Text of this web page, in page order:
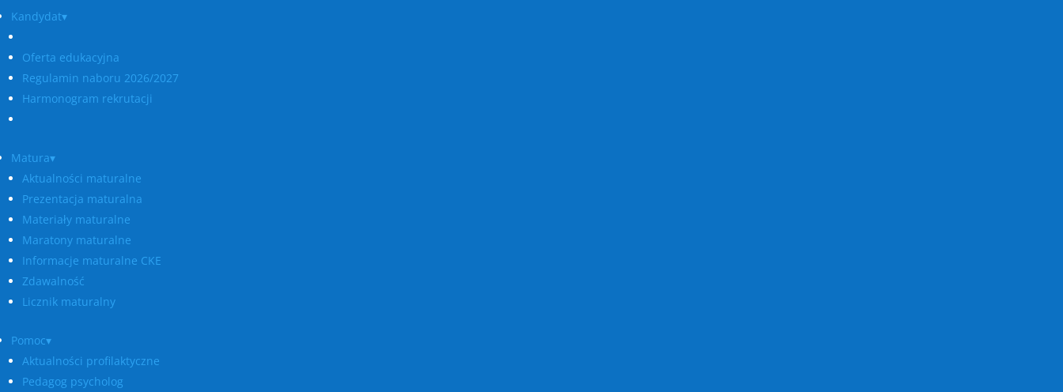
Kandydat▾
Oferta edukacyjna
Regulamin naboru 2026/2027
Harmonogram rekrutacji
Matura▾
Aktualności maturalne
Prezentacja maturalna
Materiały maturalne
Maratony maturalne
Informacje maturalne CKE
Zdawalność
Licznik maturalny
Pomoc▾
Aktualności profilaktyczne
Pedagog psycholog